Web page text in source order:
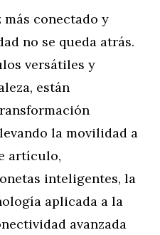
más conectado y
no se queda atrás.
versátiles y
están
la movilidad a
artículo,
inteligentes, la
aplicada a la
avanzada